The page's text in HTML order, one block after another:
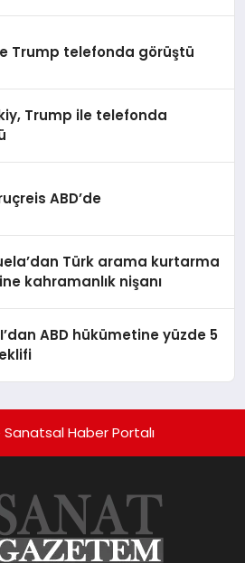
Trump telefonda görüştü
Trump ile telefonda
ABD’de
Türk arama kurtarma
kahramanlık nişanı
ABD hükümetine yüzde 5
Haber Portalı